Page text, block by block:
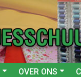
OVER ONS